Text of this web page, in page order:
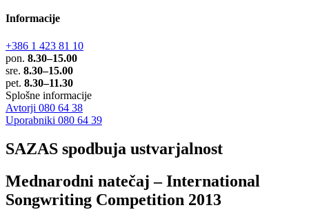
Informacije
+386 1 423 81 10
pon. 8.30–15.00
sre. 8.30–15.00
pet. 8.30–11.30
Splošne informacije
Avtorji 080 64 38
Uporabniki 080 64 39
SAZAS spodbuja ustvarjalnost
Mednarodni natečaj – International
Songwriting Competition 2013